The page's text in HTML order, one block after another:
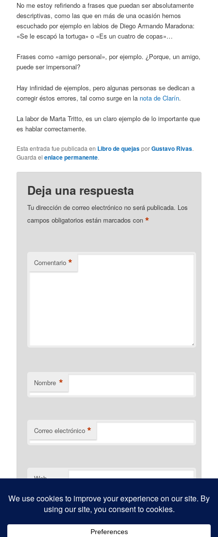
No me estoy refiriendo a frases que puedan ser absolutamente
descriptivas, como las que en más de una ocasión hemos
escuchado por ejemplo en labios de Diego Armando Maradona:
«Se le escapó la tortuga» o «Es un cuatro de copas»…
Frases como «amigo personal», por ejemplo. ¿Porque, un amigo,
puede ser impersonal?
Hay infinidad de ejemplos, pero algunas personas se dedican a
corregir éstos errores, tal como surge en la nota de Clarín.
La labor de Marta Tritto, es un claro ejemplo de lo importante que
es hablar correctamente.
Esta entrada fue publicada en Libro de quejasporGustavo Rivas.
Guarda elenlace permanente.
Deja una respuesta
Tu dirección de correo electrónico no será publicada. Los
campos obligatorios están marcados con*
Comentario *
Nombre *
Correo electrónico *
Web